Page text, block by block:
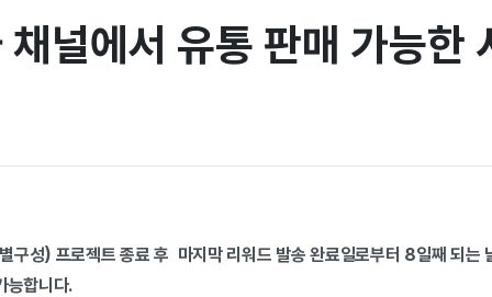
널에서 유통 판매 가능한
구성) 프로젝트 종료 후 마지막 리워드 발송 완료일로부터 8일째 되는
능합니다.